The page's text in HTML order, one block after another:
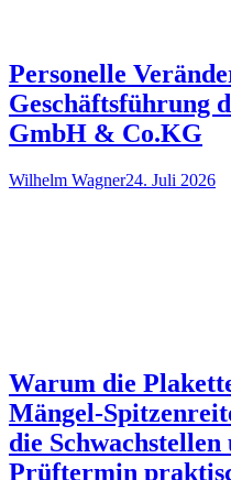
Personelle
Geschäftsführung
GmbH & Co.KG
Wilhelm Wagner24. Juli 2026
Warum die
Mängel-
die
Prüftermin